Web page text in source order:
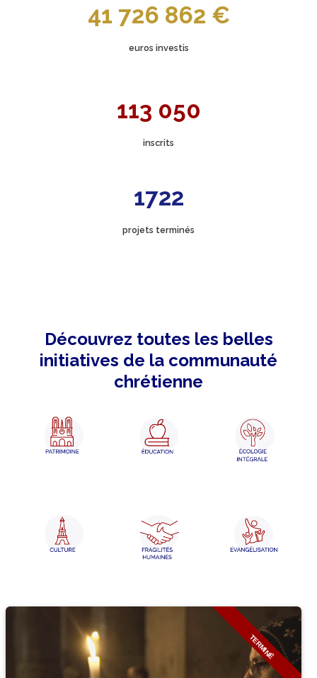
41 726 862 €
euros investis
113 050
inscrits
1722
projets terminés
Découvrez toutes les belles
initiatives de la communauté
chrétienne
TERMINÉ